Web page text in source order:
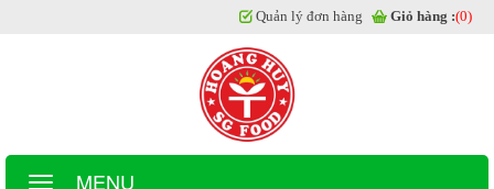
MENU
Quản lý đơn hàng Giỏ hàng :(0)